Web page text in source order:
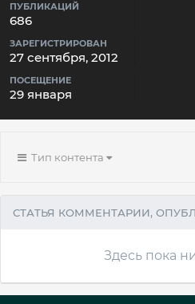
ПУБЛИКАЦИЙ
686
ЗАРЕГИСТРИРОВАН
27 сентября, 2012
ПОСЕЩЕНИЕ
29 января
Тип контента
СТАТЬЯ КОММЕНТАРИИ,
Здесь пока